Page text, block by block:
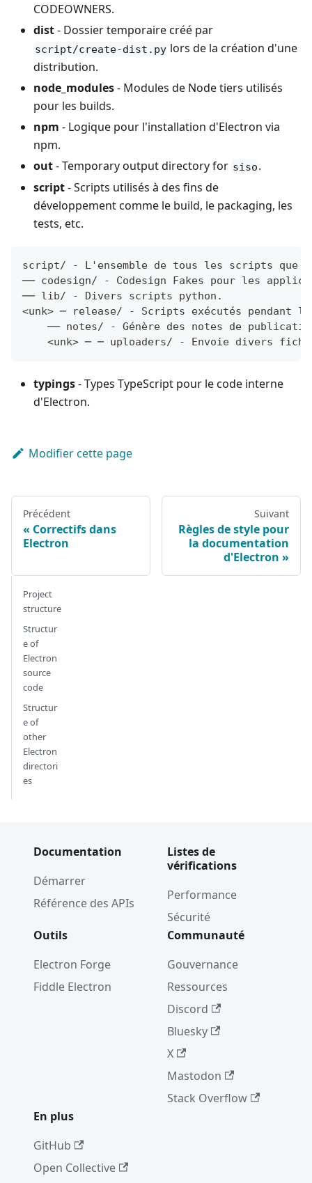
CODEOWNERS.
dist- Dossier temporaire créé par
script/create-dist.py lors de la création d'une
distribution.
node_modules- Modules de Node tiers utilisés
pour les builds.
npm - Logique pour l'installation d'Electron via
npm.
out- Temporary output directory for siso.
script- Scripts utilisés à des fins de
développement comme le build, le packaging, les
tests, etc.
script/ - L'ensemble de tous les scripts que
── codesign/ - Codesign Fakes pour les
── lib/ - Divers scripts python.
<unk> ─ release/ - Scripts exécutés pendant
── notes/ - Génère des notes de
<unk> ─ ─ uploaders/ - Envoie divers
typings- Types TypeScript pour le code interne
d'Electron.
Modifier cette page
Précédent
Correctifs dans
Electron
Suivant
Règles de style pour
la documentation
d'Electron
Project
structure
Structur
e of
Electron
source
code
Structur
e of
other
Electron
directori
es
Documentation
Démarrer
Référence des APIs
Listes de
vérifications
Performance
Sécurité
Outils
Electron Forge
Fiddle Electron
Communauté
Gouvernance
Ressources
Discord
Bluesky
X
Mastodon
Stack Overflow
En plus
GitHub
Open Collective